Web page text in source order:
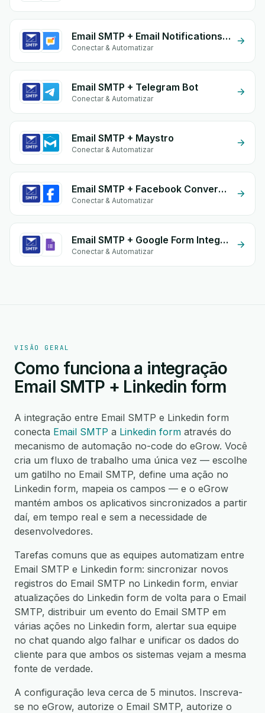
Email SMTP + Email Notifications by eGrow
Conectar & Automatizar
Email SMTP + Telegram Bot
Conectar & Automatizar
Email SMTP + Maystro
Conectar & Automatizar
Email SMTP + Facebook Conversion API (CAPI)
Conectar & Automatizar
Email SMTP + Google Form Integration
Conectar & Automatizar
VISÃO GERAL
Como funciona a integração
Email SMTP + Linkedin form
A integração entre Email SMTP e Linkedin form
conecta Email SMTP a Linkedin form através do
mecanismo de automação no-code do eGrow. Você
cria um fluxo de trabalho uma única vez — escolhe
um gatilho no Email SMTP, define uma ação no
Linkedin form, mapeia os campos — e o eGrow
mantém ambos os aplicativos sincronizados a partir
daí, em tempo real e sem a necessidade de
desenvolvedores.
Tarefas comuns que as equipes automatizam entre
Email SMTP e Linkedin form: sincronizar novos
registros do Email SMTP no Linkedin form, enviar
atualizações do Linkedin form de volta para o Email
SMTP, distribuir um evento do Email SMTP em
várias ações no Linkedin form, alertar sua equipe
no chat quando algo falhar e unificar os dados do
cliente para que ambos os sistemas vejam a mesma
fonte de verdade.
A configuração leva cerca de 5 minutos. Inscreva-
se no eGrow, autorize o Email SMTP, autorize o